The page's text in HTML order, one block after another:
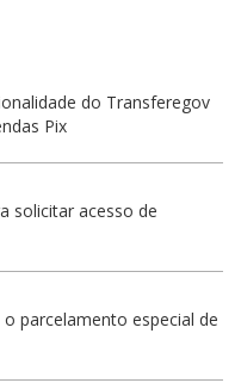
do Transferegov
Pix
solicitar acesso de
parcelamento especial de